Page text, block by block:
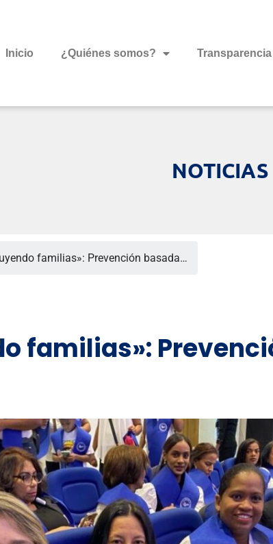
Inicio ¿Quiénes somos? Transparencia
NOTICIAS
familias»: Prevención basada…
familias»: